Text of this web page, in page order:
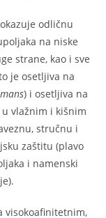
odličnu
na niske
strane, kao i sve
je osetljiva na
) i osetljiva na
u vlažnim i kišnim
stručnu i
zaštitu (plavo
i namenski
visokoafinitetnim,